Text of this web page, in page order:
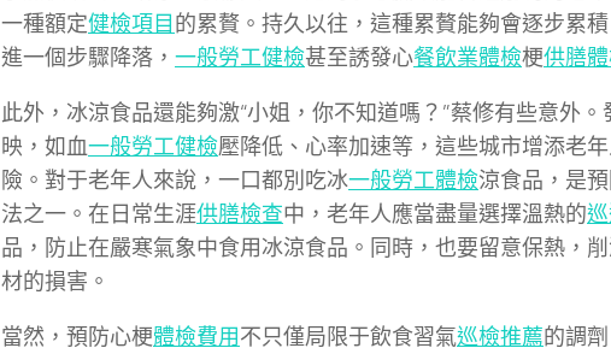
一種額定健檢項目 的累贅。持久以往，這種累贅能夠會逐步累
進一個步驟降落， 一般勞工健檢甚至誘發心餐飲業體檢梗供膳
此外，冰涼食品還能夠激“小姐，你不知道嗎？”蔡修有些意外
映，如血一般勞工健檢壓降低、心率加速等，這些城市增添老
險。對于老年人來說，一口都別吃冰一般勞工體檢涼食品，是
法之一。在日常生涯供膳檢查中，老年人應當盡量選擇溫熱的
品，防止在嚴寒氣象中食用冰涼食品。同時，也要留意保熱，
材的損害。
當然，預防心梗體檢費用不只僅局限于飲食習氣巡檢推薦的調